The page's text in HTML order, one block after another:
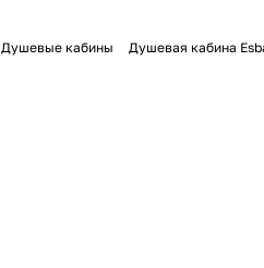
Душевые кабины Душевая кабина